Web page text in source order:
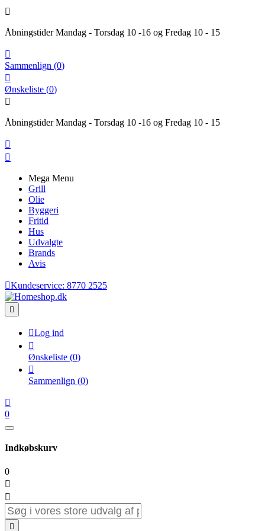

Åbningstider Mandag - Torsdag 10 -16 og Fredag 10 - 15

Sammenlign (0)

Ønskeliste (0)

Åbningstider Mandag - Torsdag 10 -16 og Fredag 10 - 15


Mega Menu
Grill
Olie
Byggeri
Fritid
Hus
Udvalgte
Brands
Avis
Kundeservice: 8770 2525

Log ind

Ønskeliste (0)

Sammenlign (0)

0
Indkøbskurv
0


